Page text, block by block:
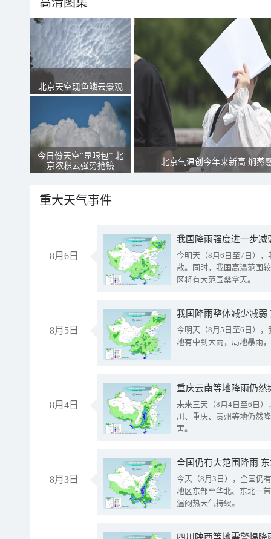
北京天空现鱼鳞云景观
今日份天空“显眼包” 北
京浓积云强势抢镜
北京气温创今年来新高 焖蒸
重大天气事件
8月6日
今明天（8月6日至7日）
散。同时，我国高温范围
区将有大范围桑拿天。
8月5日
我国降雨整体减少减弱
今明天（8月5日至6日）
地有中到大雨，局地暴雨
8月4日
重庆云南等地降雨仍然
未来三天（8月4日至6日
川、重庆、贵州等地仍然
害。
8月3日
全国仍有大范围降雨
今天（8月3日），全国仍
地区东部至华北、东北一
温闷热天气持续。